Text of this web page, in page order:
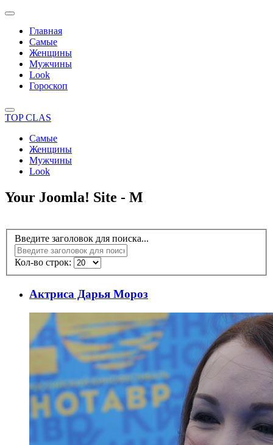
Главная
Самые
Женщины
Мужчины
Look
Гороскоп
TOP CLAS
Самые
Женщины
Мужчины
Look
Your Joomla! Site - М
Введите заголовок для поиска...
Кол-во строк:
Актриса Дарья Мороз